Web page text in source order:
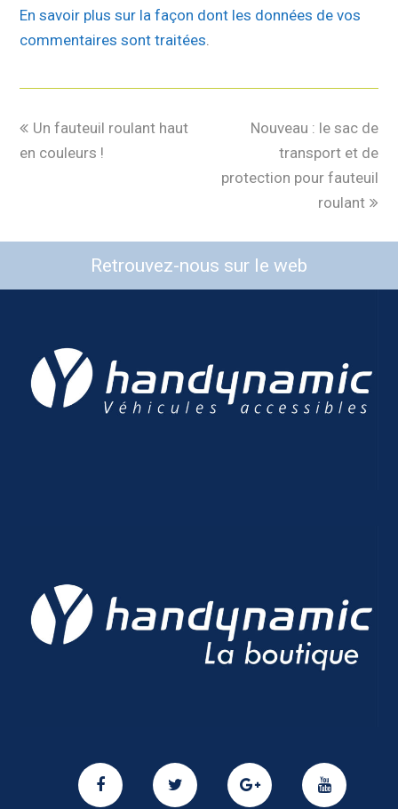
En savoir plus sur la façon dont les données de vos
commentaires sont traitées
Un fauteuil roulant haut
en couleurs !
Nouveau : le sac de
transport et de
protection pour fauteuil
roulant
Retrouvez-nous sur le web